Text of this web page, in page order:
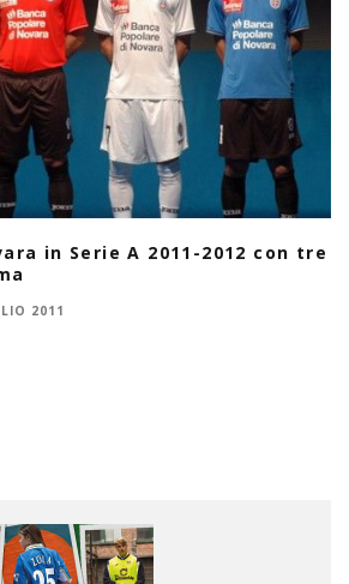
in Serie A 2011-2012 con tre
2011